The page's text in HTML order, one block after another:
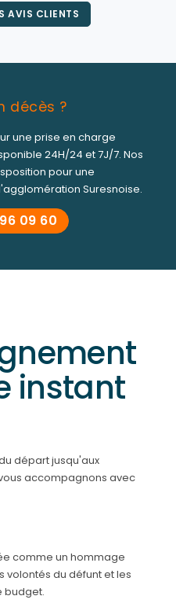
AVIS CLIENTS
décès ?
une prise en charge
24H/24 et 7J/7. Nos
pour une
Suresnoise.
09 60
instant
départ jusqu'aux
accompagnons avec
comme un hommage
volontés du défunt et les
budget.